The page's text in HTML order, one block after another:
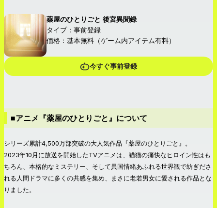
薬屋のひとりごと 後宮異聞録
タイプ：事前登録
価格：基本無料（ゲーム内アイテム有料）
今すぐ事前登録
■アニメ『薬屋のひとりごと』について
シリーズ累計4,500万部突破の大人気作品『薬屋のひとりごと』。
2023年10月に放送を開始したTVアニメは、猫猫の痛快なヒロイン性はも
ちろん、本格的なミステリー、そして異国情緒あふれる世界観で紡ぎださ
れる人間ドラマに多くの共感を集め、まさに老若男女に愛される作品とな
りました。